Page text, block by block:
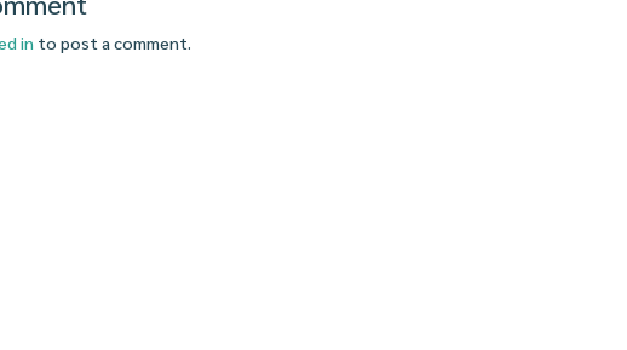
in to post a comment.